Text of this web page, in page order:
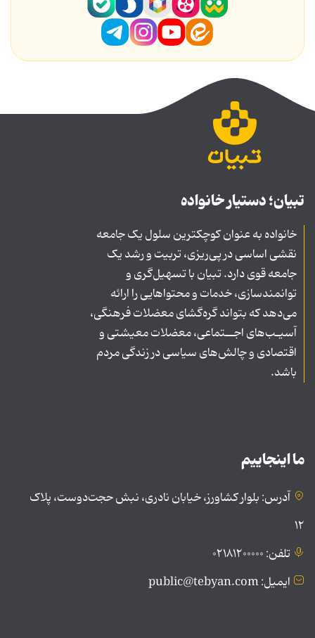
تبیان؛ دستیار خانواده
خانواده به عنوان کوچکترین سلول یک جامعه
نقشی اساسی در پی‌ریزی، تربیت و رشد یک
جامعه قوی دارد. تبیان با تسهیل‌گری و
توانمندسازی، خدمات و محتواهایی را ارائه
می‌دهد که بتواند گره‌گشای معضلات فرهنگی،
آسیـب‌های اجــتماعی، معضلات معیشتی و
اقتصادی و چالش‌های سیاسی در زندگی مردم
باشد.
ما اینجاییم
آدرس: بلوار کشاورز، خیابان نادری، نبش حجت‌دوست، پلاک
۱۲
تلفن: ۰۲۱۸۱۲۰۰۰۰۰
ایمیل: public@tebyan.com